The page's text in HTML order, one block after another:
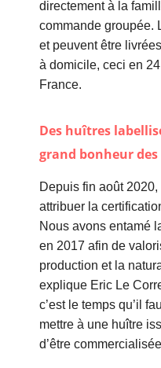
directement à la
commande groupée.
et peuvent être
à domicile, ceci en
France.
Des huîtres
grand bonheur
Depuis fin août
attribuer la
Nous avons entamé
en 2017 afin de
production et la
explique Eric Le
c’est le temps qu’il
mettre à une huître
d’être